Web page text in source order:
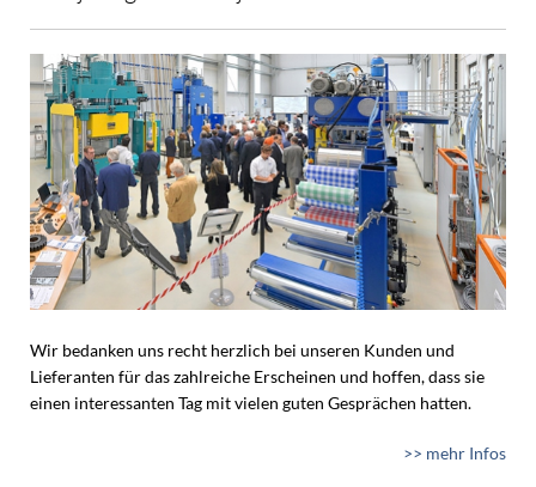
Wir bedanken uns recht herzlich bei unseren Kunden und
Lieferanten für das zahlreiche Erscheinen und hoffen, dass sie
einen interessanten Tag mit vielen guten Gesprächen hatten.
>> mehr Infos